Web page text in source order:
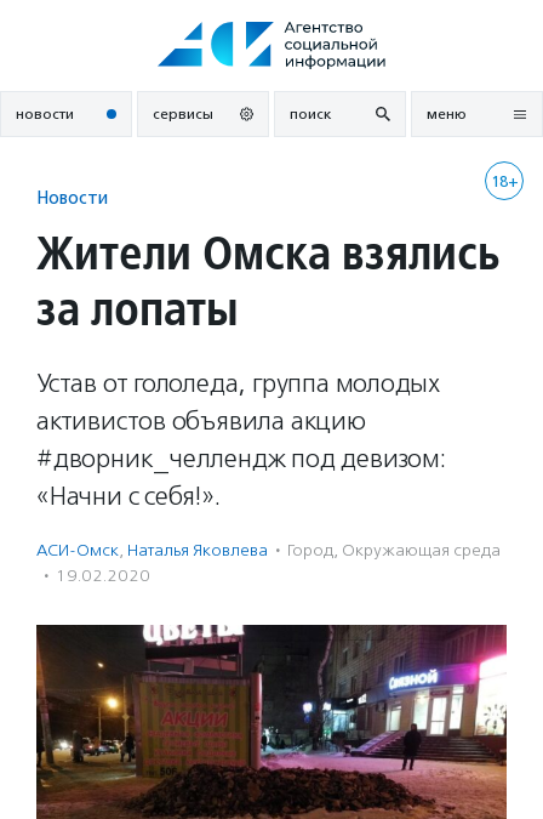
новости сервисы поиск меню
18+
Новости
Жители Омска взялись
за лопаты
Устав от гололеда, группа молодых
активистов объявила акцию
#дворник_челлендж под девизом:
«Начни с себя!».
АСИ-Омск, Наталья Яковлева · Город, Окружающая среда
· 19.02.2020